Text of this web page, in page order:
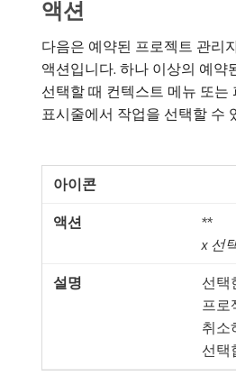
액션
다음은 예약된 프로젝트 관리
액션입니다. 하나 이상의 예약
선택할 때 컨텍스트 메뉴 또는
표시줄에서 작업을 선택할 수
**
x 선
선택
프로
취소
선택